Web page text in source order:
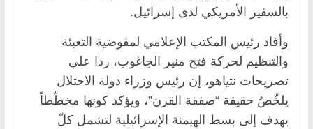
بالسفير الأمريكي لدى إسرائيل.
وأفاد رئيس المكتب الإعلامي لمفوضية التعبئة
والتنظيم لحركة فتح منير الجاغوب، ردا على
تصريحات نتياهو، إن رئيس وزراء دولة الاحتلال
يلخّصُ حقيقة “صفقة القرن”، ويؤكد كونها مخطّطاً
يهدف إلى بسط الهيمنة الإسرائيلية لتشمل كلّ